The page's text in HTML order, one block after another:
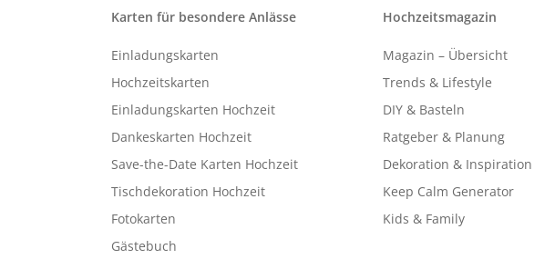
Karten für besondere Anlässe
Einladungskarten
Hochzeitskarten
Einladungskarten Hochzeit
Dankeskarten Hochzeit
Save-the-Date Karten Hochzeit
Tischdekoration Hochzeit
Fotokarten
Gästebuch
Hochzeitsmagazin
Magazin – Übersicht
Trends & Lifestyle
DIY & Basteln
Ratgeber & Planung
Dekoration & Inspiration
Keep Calm Generator
Kids & Family